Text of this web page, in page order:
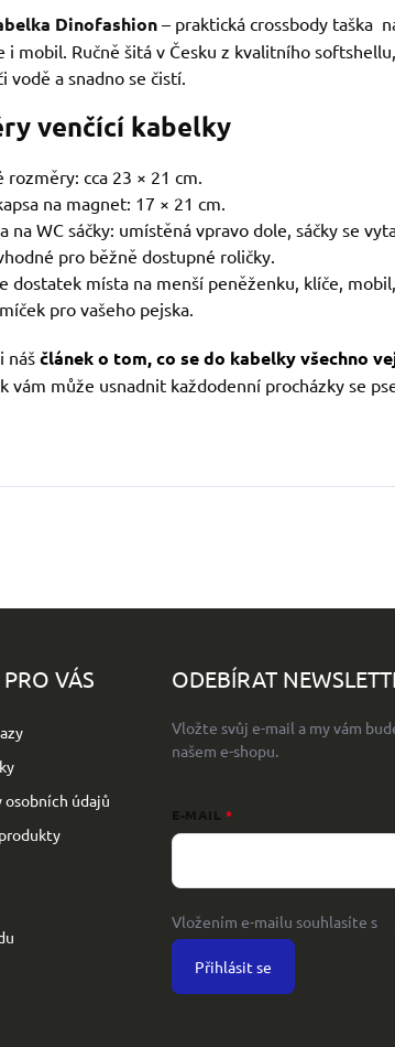
Dinofashion – praktická crossbody taška
i mobil. Ručně šitá v Česku z kvalitního
vodě a snadno se čistí.
venčící kabelky
rozměry: cca 23 × 21 cm.
na magnet: 17 × 21 cm.
na WC sáčky: umístěná vpravo dole, sáčky se
pro běžně dostupné roličky.
dostatek místa na menší peněženku, klíče,
pro vašeho pejska.
náščlánek o tom, co se do kabelky všechno
vám může usnadnit každodenní procházky se
VÁS
osobních údajů
ODEBÍRAT
Vložte svůj e-mail a my vám
našem e-shopu.
E-MAIL
Vložením e-mailu souhlasíte s
Přihlásit se